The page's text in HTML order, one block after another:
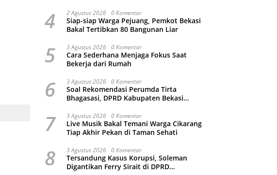
4 2 Agustus 2026 0 Komentar
Siap-siap Warga Pejuang, Pemkot Bekasi
Bakal Tertibkan 80 Bangunan Liar
5 3 Agustus 2026 0 Komentar
Cara Sederhana Menjaga Fokus Saat
Bekerja dari Rumah
6 3 Agustus 2026 0 Komentar
Soal Rekomendasi Perumda Tirta
Bhagasasi, DPRD Kabupaten Bekasi
7 3 Agustus 2026 0 Komentar
Live Musik Bakal Temani Warga Cikarang
Tiap Akhir Pekan di Taman Sehati
8 3 Agustus 2026 0 Komentar
Tersandung Kasus Korupsi, Soleman
Digantikan Ferry Sirait di DPRD